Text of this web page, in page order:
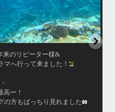
い！
セージです
が今シーズンも渡嘉敷島上陸
&シュノーケル班に分かれて
おります